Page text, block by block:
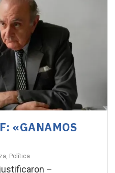
«GANAMOS
, Política
–